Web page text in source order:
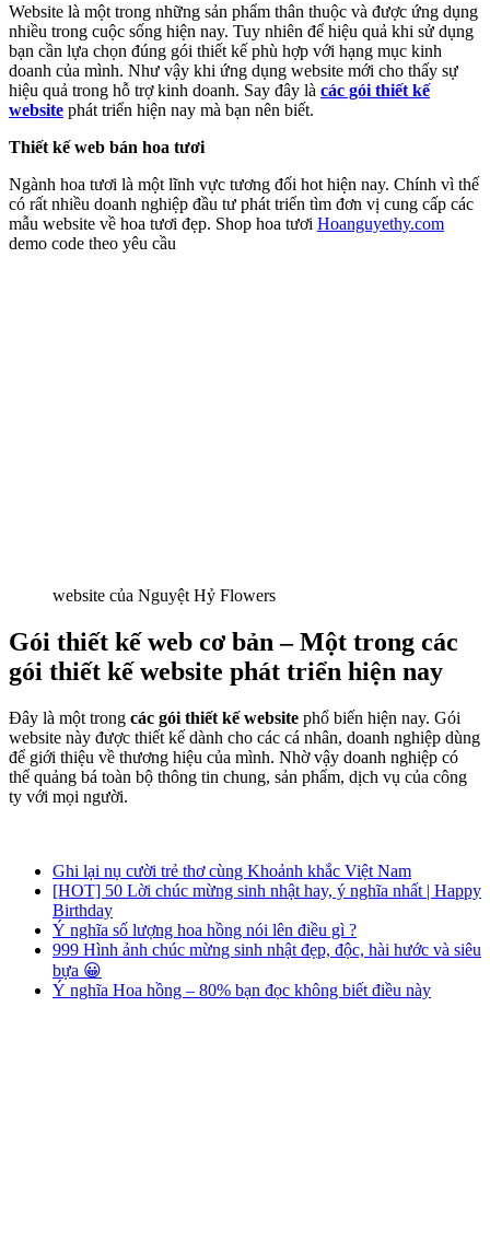
Website là một trong những sản phẩm thân thuộc và được ứng dụng
nhiều trong cuộc sống hiện nay. Tuy nhiên để hiệu quả khi sử dụng
bạn cần lựa chọn đúng gói thiết kế phù hợp với hạng mục kinh
doanh của mình. Như vậy khi ứng dụng website mới cho thấy sự
hiệu quả trong hỗ trợ kinh doanh. Say đây là các gói thiết kế
website phát triển hiện nay mà bạn nên biết.
Thiết kế web bán hoa tươi
Ngành hoa tươi là một lĩnh vực tương đối hot hiện nay. Chính vì thế
có rất nhiều doanh nghiệp đầu tư phát triển tìm đơn vị cung cấp các
mẫu website về hoa tươi đẹp. Shop hoa tươi Hoanguyethy.com
demo code theo yêu cầu
website của Nguyệt Hỷ Flowers
Gói thiết kế web cơ bản – Một trong các
gói thiết kế website phát triển hiện nay
Đây là một trong các gói thiết kế website phổ biến hiện nay. Gói
website này được thiết kế dành cho các cá nhân, doanh nghiệp dùng
để giới thiệu về thương hiệu của mình. Nhờ vậy doanh nghiệp có
thể quảng bá toàn bộ thông tin chung, sản phẩm, dịch vụ của công
ty với mọi người.
Ghi lại nụ cười trẻ thơ cùng Khoảnh khắc Việt Nam
[HOT] 50 Lời chúc mừng sinh nhật hay, ý nghĩa nhất | Happy
Birthday
Ý nghĩa số lượng hoa hồng nói lên điều gì ?
999 Hình ảnh chúc mừng sinh nhật đẹp, độc, hài hước và siêu
bựa 😀
Ý nghĩa Hoa hồng – 80% bạn đọc không biết điều này